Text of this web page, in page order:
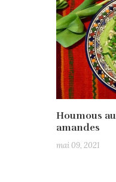
Houmous
amandes
mai 09, 2021